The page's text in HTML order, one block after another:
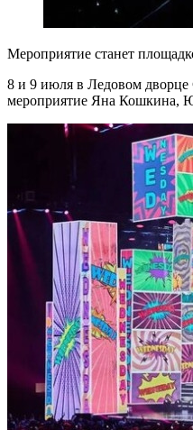
Мероприятие станет
8 и 9 июля в Ледовом дворце
мероприятие Яна Кошкина,